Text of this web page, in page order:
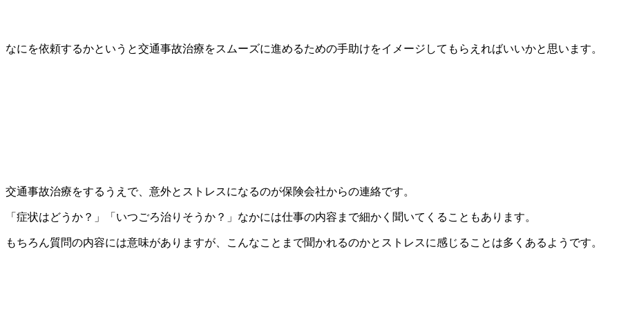
なにを依頼するかというと交通事故治療をスムーズに進めるための手助けをイメージしてもらえればいいかと思います。
交通事故治療をするうえで、意外とストレスになるのが保険会社からの連絡です。
「症状はどうか？」「いつごろ治りそうか？」なかには仕事の内容まで細かく聞いてくることもあります。
もちろん質問の内容には意味がありますが、こんなことまで聞かれるのかとストレスに感じることは多くあるようです。